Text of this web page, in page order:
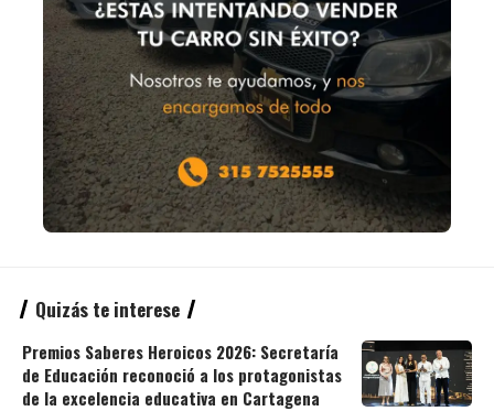
Quizás te interese
Premios Saberes Heroicos 2026: Secretaría
de Educación reconoció a los protagonistas
de la excelencia educativa en Cartagena